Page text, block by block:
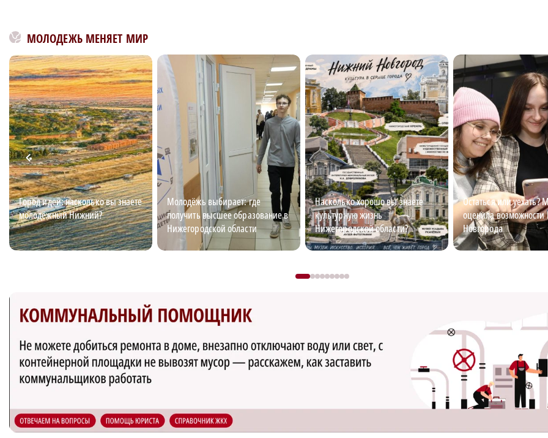
МОЛОДЕЖЬ МЕНЯЕТ МИР
Город идей: насколько вы знаете
молодёжный Нижний?
Молодёжь выбирает: где
получить высшее образование в
Нижегородской области
Насколько хорошо вы знаете
культурную жизнь
Нижегородской области?
Остаться или уехать?
оценила
Новгорода